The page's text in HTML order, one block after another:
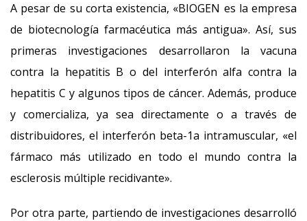
A pesar de su corta existencia, «BIOGEN es la empresa
de biotecnología farmacéutica más antigua». Así, sus
primeras investigaciones desarrollaron la vacuna
contra la hepatitis B o del interferón alfa contra la
hepatitis C y algunos tipos de cáncer. Además, produce
y comercializa, ya sea directamente o a través de
distribuidores, el interferón beta-1a intramuscular, «el
fármaco más utilizado en todo el mundo contra la
esclerosis múltiple recidivante».
Por otra parte, partiendo de investigaciones desarrolló